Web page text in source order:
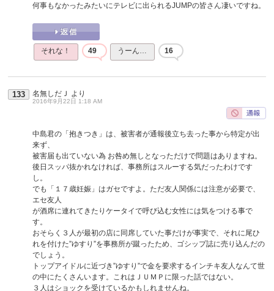
何事もなかったみたいにテレビに出られるJUMPの皆さん凄いですね。
それな！ 49 うーん… 16
133 名無しだＪ より
2016年9月22日 1:18 AM
中島君の「抱きつき」は、被害者が通報後立ち去った事から特定が出
来ず、
被害届も出ていない為 お咎め無しとなっただけで問題はありますね。
後日スッパ抜かれなければ、事務所はスルーする気だったわけです
し。
でも「１７歳妊娠」はガセですよ。ただ友人関係には注意が必要で、
エセ友人
が酒席に連れてきたりケータイで呼び込む女性には気をつける事で
す。
おそらく３人が最初の店に同席していた事だけが事実で、それに尾ひ
れを付けた”ゆすり”を事務所が蹴ったため、ゴシップ誌に売り込んだの
でしょう。
トップアイドルに近づき”ゆすり”で金を要求するインチキ友人なんて世
の中にたくさんいます。これはＪＵＭＰに限った話ではない。
３人はショックを受けているかもしれませんね。